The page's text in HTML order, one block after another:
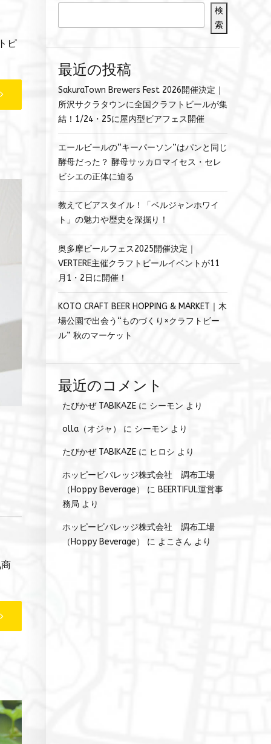
ピ
検
索
最近の投稿
SakuraTown Brewers Fest 2026開催決定｜
所沢サクラタウンに全国クラフトビールが集
結！1/24・25に屋内型ビアフェス開催
エールビールの“キーパーソン”はパンと同じ
酵母だった？ 酵母サッカロマイセス・セレ
ビシエの正体に迫る
教えてビアスタイル！「ベルジャンホワイ
ト」の魅力や歴史を深掘り！
奥多摩ビールフェス2025開催決定｜
VERTERE主催クラフトビールイベントが11
月1・2日に開催！
KOTO CRAFT BEER HOPPING & MARKET｜木
場公園で出会う“ものづくり×クラフトビー
ル” 秋のマーケット
最近のコメント
たびかぜ TABIKAZE に シーモン より
olla（オジャ） に シーモン より
たびかぜ TABIKAZE に ヒロシ より
ホッピービバレッジ株式会社 調布工場
（Hoppy Beverage）
に BEERTIFUL運営事
務局 より
ホッピービバレッジ株式会社 調布工場
（Hoppy Beverage）
に よこさん より